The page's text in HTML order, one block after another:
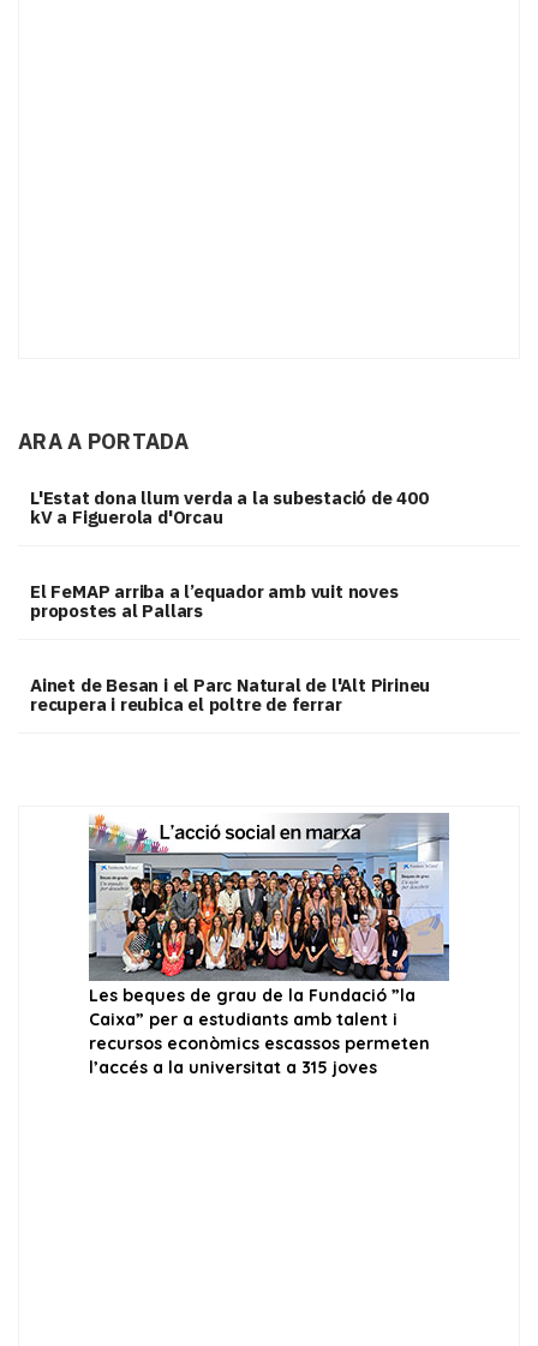
ARA A PORTADA
L'Estat dona llum verda a la subestació de 400
kV a Figuerola d'Orcau
El FeMAP arriba a l’equador amb vuit noves
propostes al Pallars
Ainet de Besan i el Parc Natural de l'Alt Pirineu
recupera i reubica el poltre de ferrar